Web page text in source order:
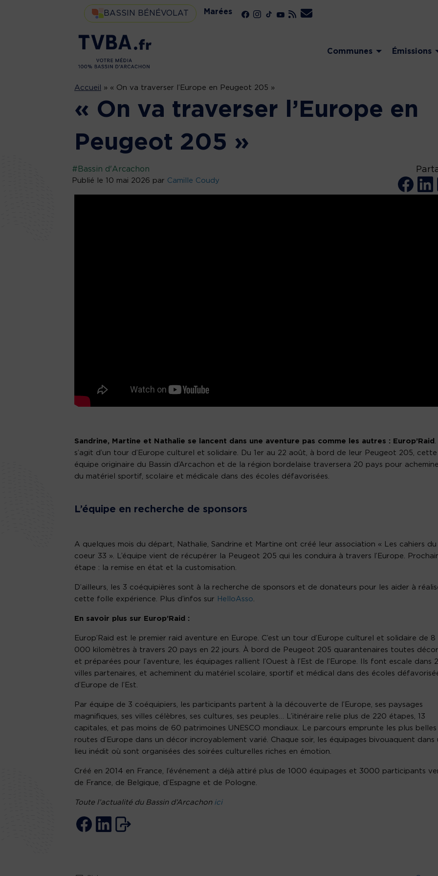
BASSIN BÉNÉVOLAT Marées
Communes Émissions
Accueil » « On va traverser l’Europe en Peugeot 205 »
« On va traverser l’Europe en
Peugeot 205 »
#Bassin d'Arcachon
Publié le 10 mai 2026 par Camille Coudy
Sandrine, Martine et Nathalie se lancent dans une aventure pas comme les autres : Europ’Raid .
s’agit d’un tour d’Europe culturel et solidaire. Du 1er au 22 août, à bord de leur Peugeot 205, cette
équipe originaire du Bassin d’Arcachon et de la région bordelaise traversera 20 pays pour
du matériel sportif, scolaire et médicale dans des écoles défavorisées.
L’équipe en recherche de sponsors
A quelques mois du départ, Nathalie, Sandrine et Martine ont créé leur association « Les cahiers du
coeur 33 ». L’équipe vient de récupérer la Peugeot 205 qui les conduira à travers l’Europe.
étape : la remise en état et la customisation.
D’ailleurs, les 3 coéquipières sont à la recherche de sponsors et de donateurs pour les aider à
cette folle expérience. Plus d’infos sur HelloAsso.
En savoir plus sur Europ’Raid :
Europ’Raid est le premier raid aventure en Europe. C’est un tour d’Europe culturel et solidaire de 8
000 kilomètres à travers 20 pays en 22 jours. À bord de Peugeot 205 quarantenaires toutes
et préparées pour l’aventure, les équipages rallient l’Ouest à l’Est de l’Europe. Ils font escale dans
villes partenaires, et acheminent du matériel scolaire, sportif et médical dans des écoles
d’Europe de l’Est.
Par équipe de 3 coéquipiers, les participants partent à la découverte de l’Europe, ses paysages
magnifiques, ses villes célèbres, ses cultures, ses peuples… L’itinéraire relie plus de 220 étapes, 13
capitales, et pas moins de 60 patrimoines UNESCO mondiaux. Le parcours emprunte les plus belles
routes d’Europe dans un décor incroyablement varié. Chaque soir, les équipages bivouaquent dans
lieu inédit où sont organisées des soirées culturelles riches en émotion.
Créé en 2014 en France, l’événement a déjà attiré plus de 1000 équipages et 3000 participants
de France, de Belgique, d’Espagne et de Pologne.
Toute l’actualité du Bassin d’Arcachon ici